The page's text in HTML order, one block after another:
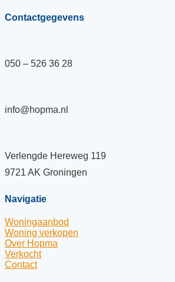
Contactgegevens
050 – 526 36 28
info@hopma.nl
Verlengde Hereweg 119
9721 AK Groningen
Navigatie
Woningaanbod
Woning verkopen
Over Hopma
Verkocht
Contact